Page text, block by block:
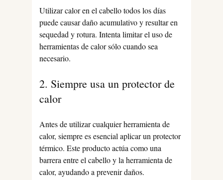
Utilizar calor en el cabello todos los días
puede causar daño acumulativo y resultar en
sequedad y rotura. Intenta limitar el uso de
herramientas de calor sólo cuando sea
necesario.
2. Siempre usa un protector de
calor
Antes de utilizar cualquier herramienta de
calor, siempre es esencial aplicar un protector
térmico. Este producto actúa como una
barrera entre el cabello y la herramienta de
calor, ayudando a prevenir daños.